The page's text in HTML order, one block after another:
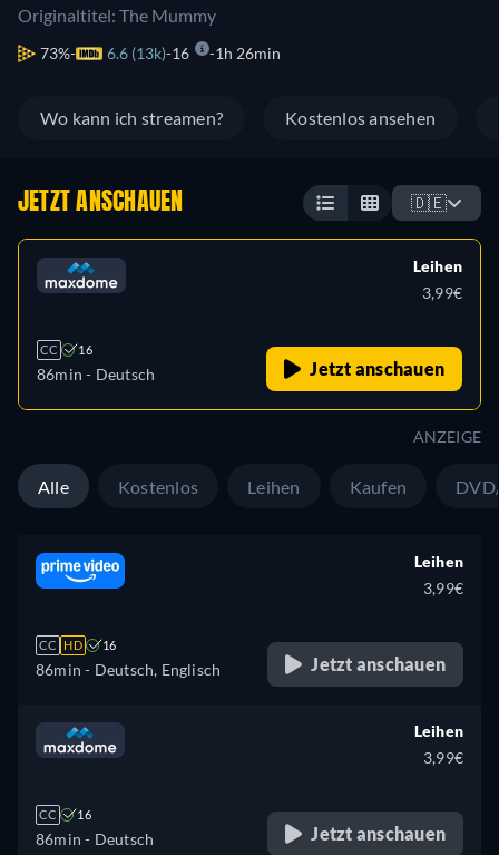
Originaltitel: The Mummy
73% 6.6 (13k) 16 1h 26min
Wo kann ich streamen? Kostenlos ansehen
JETZT ANSCHAUEN 🇩🇪
CC 16
86min - Deutsch
Leihen
3,99€
Jetzt anschauen
ANZEIGE
Alle Kostenlos Leihen Kaufen
CC HD 16
86min - Deutsch, Englisch
Leihen
3,99€
Jetzt anschauen
CC 16
86min - Deutsch
Leihen
3,99€
Jetzt anschauen